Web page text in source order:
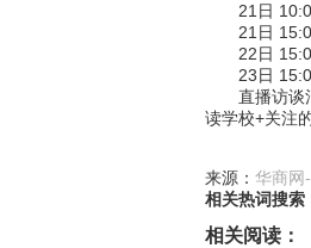
21日 10:00
21日 15:00
22日
23日
直播访谈活
读学校+关注
来源： 华商网
相关热词搜索
相关阅读：